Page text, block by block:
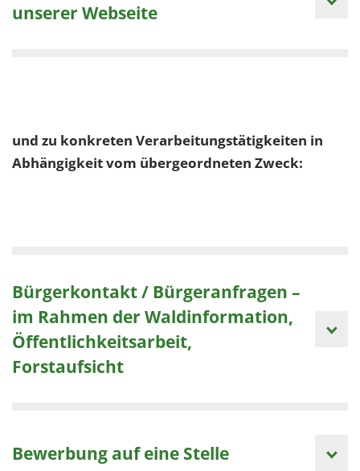
unserer Webseite
und zu konkreten Verarbeitungstätigkeiten in
Abhängigkeit vom übergeordneten Zweck:
Bürgerkontakt / Bürgeranfragen –
im Rahmen der Waldinformation,
Öffentlichkeitsarbeit,
Forstaufsicht
Bewerbung auf eine Stelle